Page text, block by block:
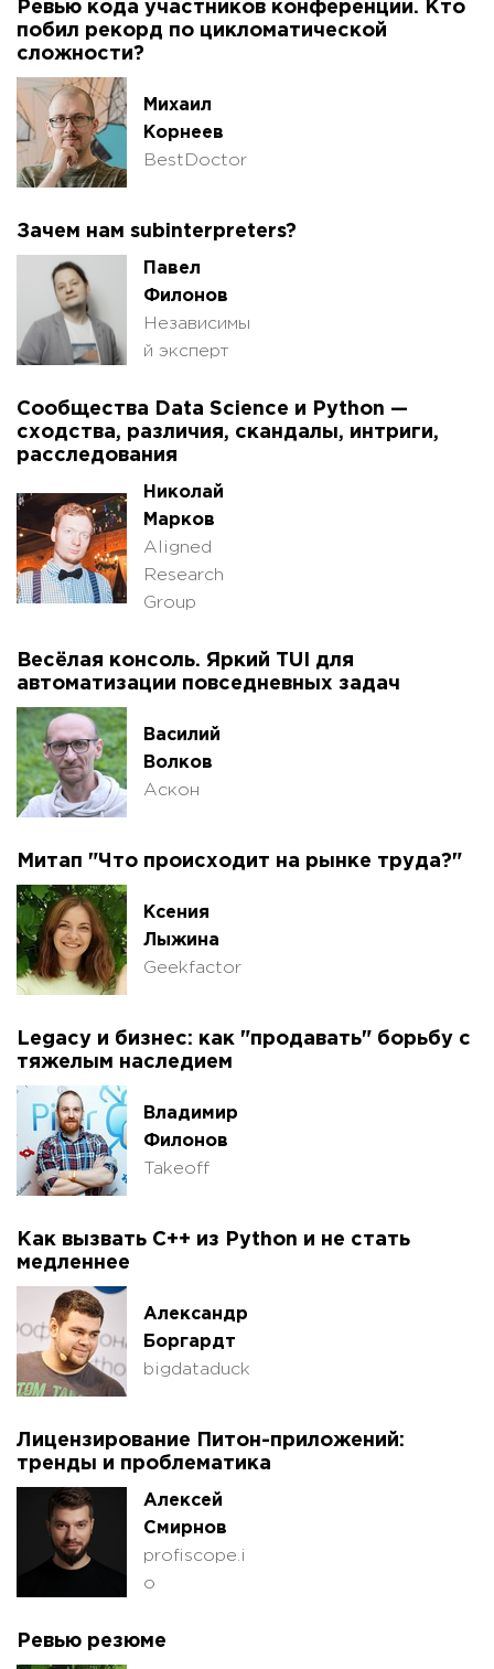
Ревью кода участников конференции. Кто
побил рекорд по цикломатической
сложности?
Михаил
Корнеев
BestDoctor
Зачем нам subinterpreters?
Павел
Филонов
Независимы
й эксперт
Сообщества Data Science и Python —
сходства, различия, скандалы, интриги,
расследования
Николай
Марков
Aligned
Research
Group
Весёлая консоль. Яркий TUI для
автоматизации повседневных задач
Василий
Волков
Аскон
Митап "Что происходит на рынке труда?"
Ксения
Лыжина
Geekfactor
Legacy и бизнес: как "продавать" борьбу с
тяжелым наследием
Владимир
Филонов
Takeoff
Как вызвать C++ из Python и не стать
медленнее
Александр
Боргардт
bigdataduck
Лицензирование Питон-приложений:
тренды и проблематика
Алексей
Смирнов
profiscope.i
o
Ревью резюме